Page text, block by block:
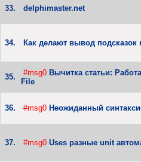
33. delphimaster.net
34. Как делают вывод подсказок
35. #msg0 Вычитка статьи:
File
36. #msg0 Неожиданный
37. #msg0 Uses разные unit